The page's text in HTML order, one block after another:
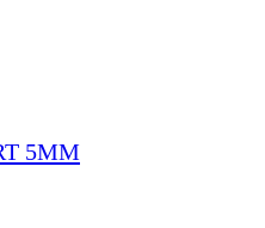
5MM